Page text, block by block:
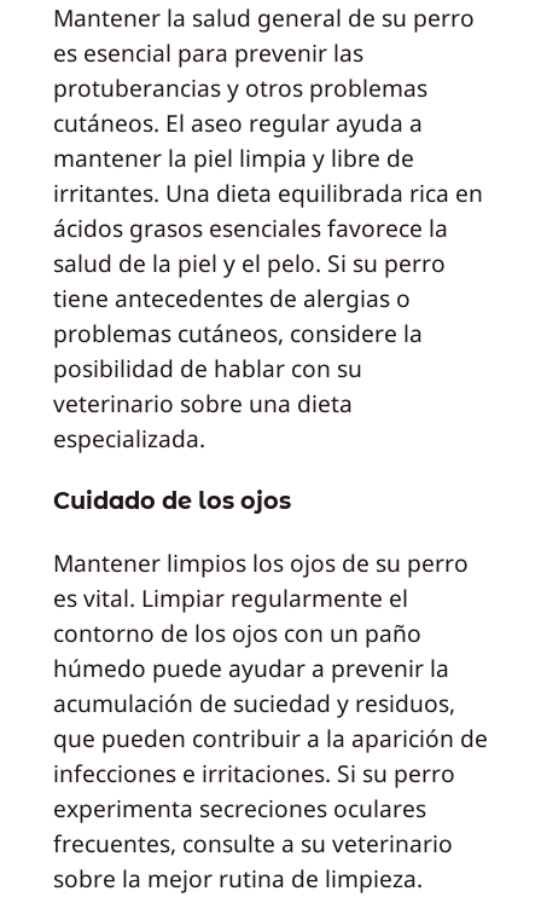
Mantener la salud general de su perro
es esencial para prevenir las
protuberancias y otros problemas
cutáneos. El aseo regular ayuda a
mantener la piel limpia y libre de
irritantes. Una dieta equilibrada rica en
ácidos grasos esenciales favorece la
salud de la piel y el pelo. Si su perro
tiene antecedentes de alergias o
problemas cutáneos, considere la
posibilidad de hablar con su
veterinario sobre una dieta
especializada.
Cuidado de los ojos
Mantener limpios los ojos de su perro
es vital. Limpiar regularmente el
contorno de los ojos con un paño
húmedo puede ayudar a prevenir la
acumulación de suciedad y residuos,
que pueden contribuir a la aparición de
infecciones e irritaciones. Si su perro
experimenta secreciones oculares
frecuentes, consulte a su veterinario
sobre la mejor rutina de limpieza.